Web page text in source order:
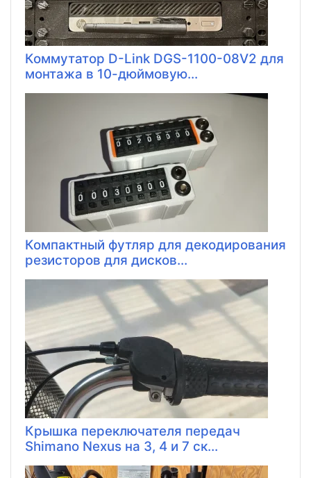
Коммутатор D-Link DGS-1100-08V2 для
монтажа в 10-дюймовую...
Компактный футляр для декодирования
резисторов для дисков...
Крышка переключателя передач
Shimano Nexus на 3, 4 и 7 ск...